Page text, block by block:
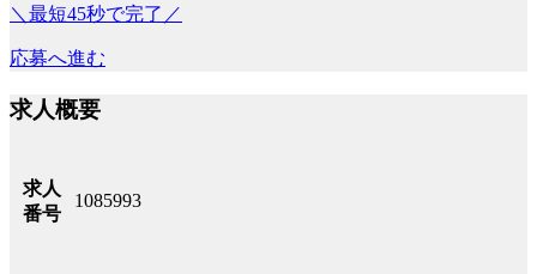
＼最短45秒で完了／
応募へ進む
求人概要
求人
番号
1085993